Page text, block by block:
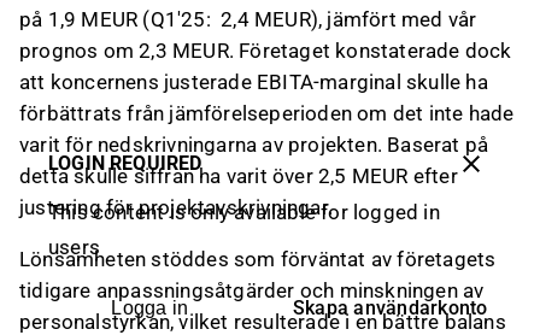
på 1,9 MEUR (Q1'25: 2,4 MEUR), jämfört med vår
prognos om 2,3 MEUR. Företaget konstaterade dock
att koncernens justerade EBITA-marginal skulle ha
förbättrats från jämförelseperioden om det inte hade
varit för nedskrivningarna av projekten. Baserat på
detta skulle siffran ha varit över 2,5 MEUR efter
justering för projektavskrivningar.
Lönsamheten stöddes som förväntat av företagets
tidigare anpassningsåtgärder och minskningen av
personalstyrkan, vilket resulterade i en bättre balans
LOGIN REQUIRED
This content is only available for logged in
users
Logga in Skapa användarkonto